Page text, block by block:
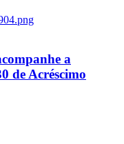
a
de Acréscimo